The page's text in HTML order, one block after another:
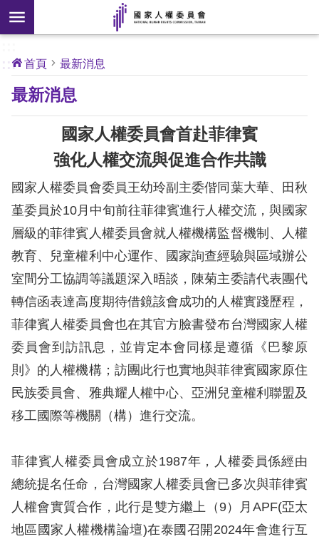
前往主要內容區塊
搜
尋
開
新
核
心
人
權
於
本
會
最
新
消
息
人
權
業
務
核
心
人
權
公
:::
首頁 最新消息
最新消息
國家人權委員會首赴菲律賓
強化人權交流與促進合作共識
國家人權委員會委員王幼玲副主委偕同葉大華、田秋
堇委員於10月中旬前往菲律賓進行人權交流，與國家
層級的菲律賓人權委員會就人權機構監督機制、人權
教育、兒童權利中心運作、國家詢查經驗與區域辦公
室間分工協調等議題深入晤談，陳菊主委請代表團代
轉信函表達高度期待借鏡該會成功的人權實踐歷程，
菲律賓人權委員會也在其官方臉書發布台灣國家人權
委員會到訪訊息，並肯定本會同樣是遵循《巴黎原
則》的人權機構；訪團此行也實地與菲律賓國家原住
民族委員會、雅典耀人權中心、亞洲兒童權利聯盟及
移工國際等機關（構）進行交流。
菲律賓人權委員會成立於1987年，人權委員係經由
總統提名任命，台灣國家人權委員會已多次與菲律賓
人權會實質合作，此行是雙方繼上（9）月APF(亞太
地區國家人權機構論壇)在泰國召開2024年會進行互